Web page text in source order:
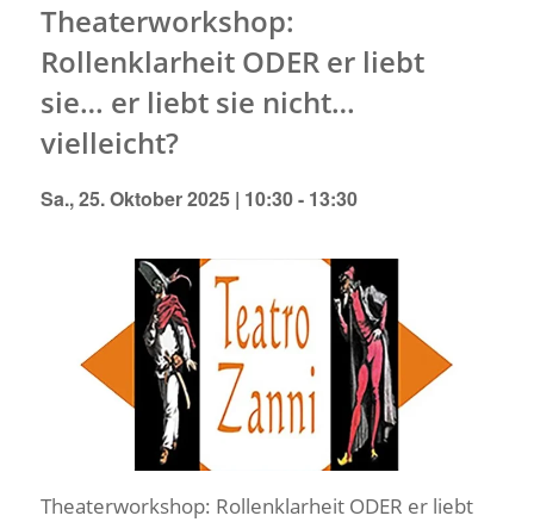
Theaterworkshop:
Rollenklarheit ODER er liebt
sie… er liebt sie nicht…
vielleicht?
Sa., 25. Oktober 2025 | 10:30- 13:30
Theaterworkshop: Rollenklarheit ODER er liebt